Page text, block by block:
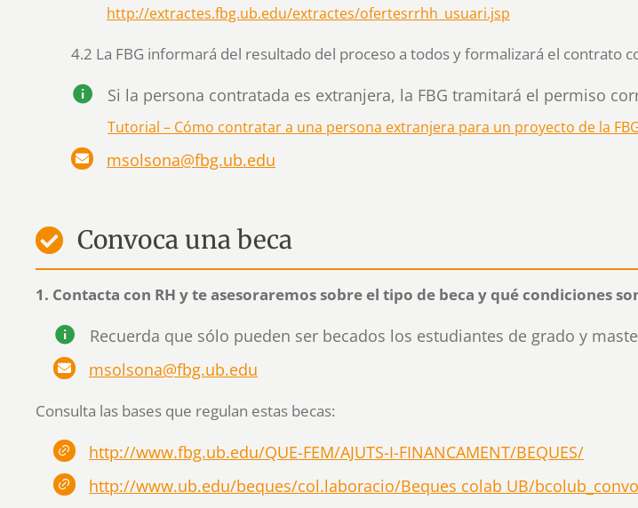
http://extractes.fbg.ub.edu/extractes/ofertesrrhh_usuari.jsp
4.2 La FBG informará del resultado del proceso a todos y formalizará el contrato
Si la persona contratada es extranjera, la FBG tramitará el permiso
Tutorial – Cómo contratar a una persona extranjera para un proyecto de la
msolsona@fbg.ub.edu
Convoca una beca
1. Contacta con RH y te asesoraremos sobre el tipo de beca y qué condiciones
Recuerda que sólo pueden ser becados los estudiantes de grado y
msolsona@fbg.ub.edu
Consulta las bases que regulan estas becas:
http://www.fbg.ub.edu/QUE-FEM/AJUTS-I-FINANCAMENT/BEQUES/
http://www.ub.edu/beques/col.laboracio/Beques colab UB/